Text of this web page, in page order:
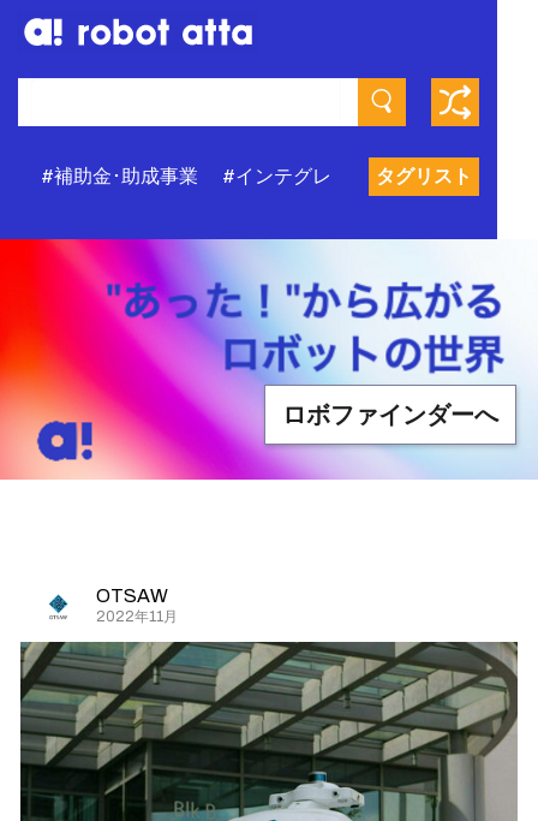
#補助金･助成事業 #インテグレーター #支援機関
タグリスト
ロボファインダーへ
OTSAW
2022年11月